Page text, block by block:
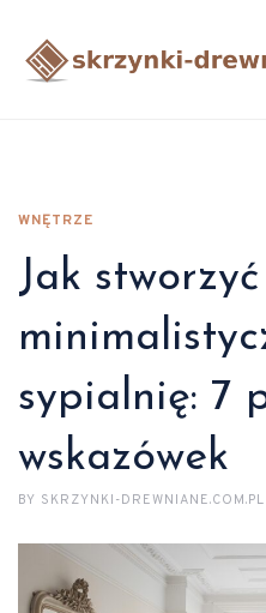
WNĘTRZE
Jak stworzyć
sypialnię: 7
wskazówek
BY SKRZYNKI-DREWNIANE.COM.PL